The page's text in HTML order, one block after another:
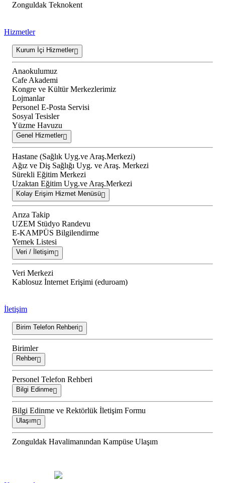
Zonguldak Teknokent
Hizmetler
Kurum İçi Hizmetler
Anaokulumuz
Cafe Akademi
Kongre ve Kültür Merkezlerimiz
Lojmanlar
Personel E-Posta Servisi
Sosyal Tesisler
Yüzme Havuzu
Genel Hizmetler
Hastane (Sağlık Uyg.ve Araş.Merkezi)
Ağız ve Diş Sağlığı Uyg. ve Araş. Merkezi
Sürekli Eğitim Merkezi
Uzaktan Eğitim Uyg.ve Araş.Merkezi
Kolay Erişim Hizmet Menüsü
Arıza Takip
UZEM Stüdyo Randevu
E-KAMPÜS Bilgilendirme
Yemek Listesi
Veri / İletişim
Veri Merkezi
Kablosuz İnternet Erişimi (eduroam)
İletişim
Birim Telefon Rehberi
Birimler
Rehber
Personel Telefon Rehberi
Bilgi Edinme
Bilgi Edinme ve Rektörlük İletişim Formu
Ulaşım
Zonguldak Havalimanından Kampüse Ulaşım